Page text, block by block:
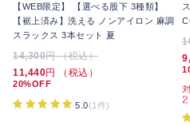
【WEB限定】 【選べる股下 3種類】
【裾上済み】洗える ノンアイロン 麻調
スラックス 3本セット 夏
14,300円 （税込）
11,440円 （税込）
20%OFF
5.0(1件)